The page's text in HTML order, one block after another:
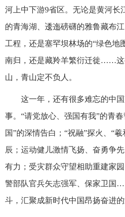
河上中下游9省区。无论是黄河长
的青海湖、逶迤磅礴的雅鲁藏布
工程，还是塞罕坝林场的“绿色地
南归，还是藏羚羊繁衍迁徙……这
山，青山定不负人。
这一年，还有很多难忘的中
事。“请党放心、强国有我”的青
国”的深情告白；“祝融”探火、“
辰；运动健儿激情飞扬、奋勇争
有力；受灾群众守望相助重建家
警部队官兵矢志强军、保家卫国
斗，汇聚成新时代中国昂扬奋进的